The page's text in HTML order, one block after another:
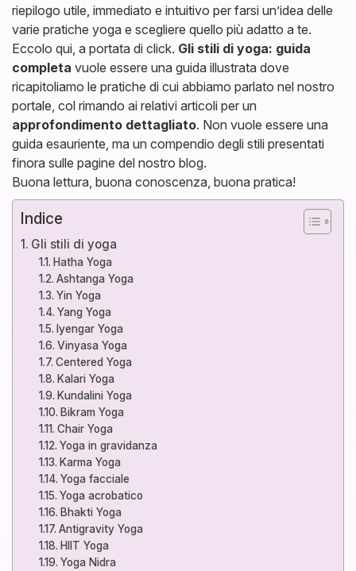
riepilogo utile, immediato e intuitivo per farsi un’idea delle
varie pratiche yoga e scegliere quello più adatto a te.
Eccolo qui, a portata di click. Gli stili di yoga: guida
completa vuole essere una guida illustrata dove
ricapitoliamo le pratiche di cui abbiamo parlato nel nostro
portale, col rimando ai relativi articoli per un
approfondimento dettagliato. Non vuole essere una
guida esauriente, ma un compendio degli stili presentati
finora sulle pagine del nostro blog.
Buona lettura, buona conoscenza, buona pratica!
Indice
Gli stili di yoga
Hatha Yoga
Ashtanga Yoga
Yin Yoga
Yang Yoga
Iyengar Yoga
Vinyasa Yoga
Centered Yoga
Kalari Yoga
Kundalini Yoga
Bikram Yoga
Chair Yoga
Yoga in gravidanza
Karma Yoga
Yoga facciale
Yoga acrobatico
Bhakti Yoga
Antigravity Yoga
HIIT Yoga
Yoga Nidra